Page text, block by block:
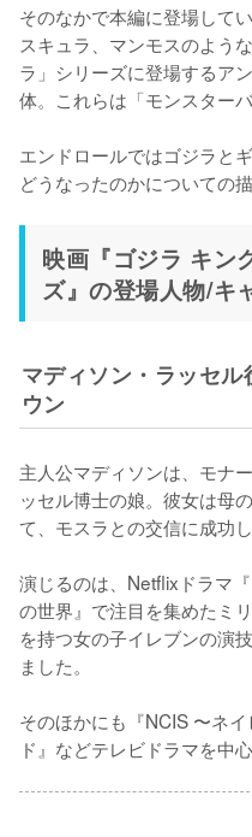
そのなかで本編に登場して
スキュラ、マンモスのよう
ラ」シリーズに登場するア
体。これらは「モンスター
エンドロールではゴジラと
どうなったのかについての
映画『ゴジラ キン
ズ』の登場人物/キ
マディソン・ラッセ
ウン
主人公マディソンは、モナ
ッセル博士の娘。彼女は母
て、モスラとの交信に成功し
演じるのは、Netflixドラマ
の世界』で注目を集めたミ
を持つ女の子イレブンの演
ました。
そのほかにも『NCIS 〜ネ
ド』などテレビドラマを中